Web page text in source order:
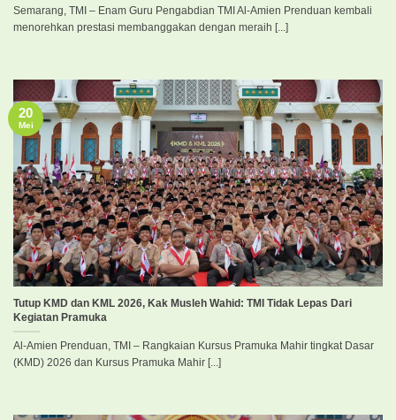
Semarang, TMI – Enam Guru Pengabdian TMI Al-Amien Prenduan kembali
menorehkan prestasi membanggakan dengan meraih [...]
Tutup KMD dan KML 2026, Kak Musleh Wahid: TMI Tidak Lepas Dari
Kegiatan Pramuka
Al-Amien Prenduan, TMI – Rangkaian Kursus Pramuka Mahir tingkat Dasar
(KMD) 2026 dan Kursus Pramuka Mahir [...]
20
Mei